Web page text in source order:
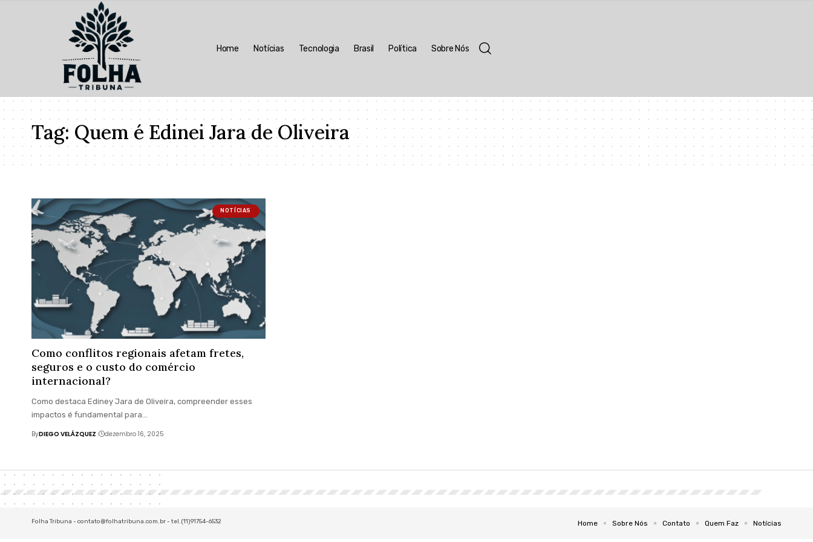
Home Notícias Tecnologia Brasil Política Sobre Nós
Tag: Quem é Edinei Jara de Oliveira
NOTÍCIAS
Como conflitos regionais afetam fretes,
seguros e o custo do comércio
internacional?
Como destaca Ediney Jara de Oliveira, compreender esses
impactos é fundamental para…
ByDIEGO VELÁZQUEZ dezembro 16, 2025
Folha Tribuna - contato@folhatribuna.com.br- tel.(11)91754-6532 Home Sobre Nós Contato Quem Faz Notícias